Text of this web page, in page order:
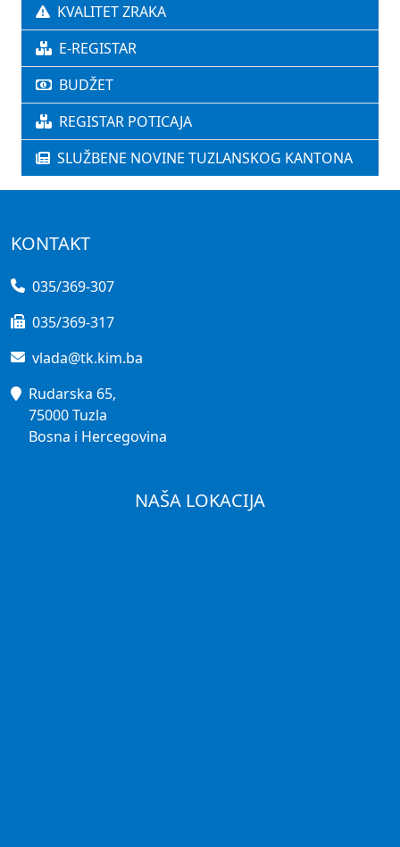
KVALITET ZRAKA
E-REGISTAR
BUDŽET
REGISTAR POTICAJA
SLUŽBENE NOVINE TUZLANSKOG KANTONA
KONTAKT
035/369-307
035/369-317
vlada@tk.kim.ba
Rudarska 65,
75000 Tuzla
Bosna i Hercegovina
NAŠA LOKACIJA